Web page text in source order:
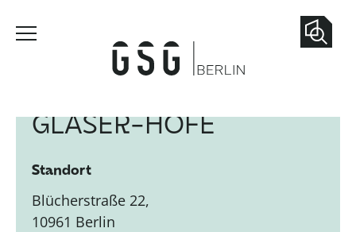
GLASER-HÖFE
Standort
Blücherstraße 22,
10961 Berlin